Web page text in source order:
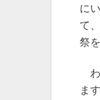
に
て
祭
わ
ま